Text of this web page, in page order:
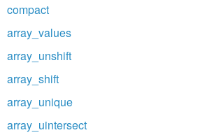
compact
array_values
array_unshift
array_shift
array_unique
array_uintersect